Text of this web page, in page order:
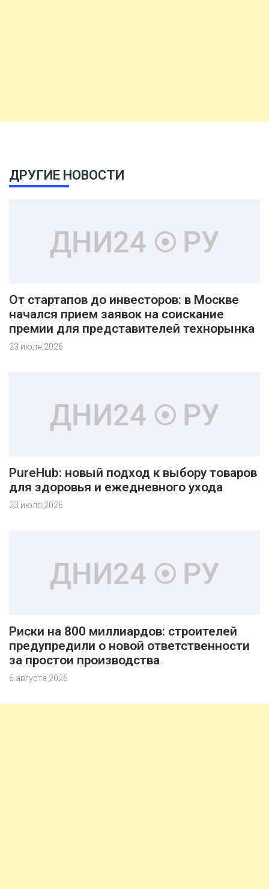
ДРУГИЕ НОВОСТИ
От стартапов до инвесторов: в Москве
начался прием заявок на соискание
премии для представителей технорынка
23 июля 2026
PureHub: новый подход к выбору товаров
для здоровья и ежедневного ухода
23 июля 2026
Риски на 800 миллиардов: строителей
предупредили о новой ответственности
за простои производства
6 августа 2026